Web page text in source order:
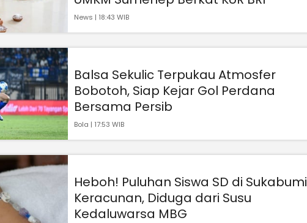
News | 18:43 WIB
Balsa Sekulic Terpukau Atmosfer
Bobotoh, Siap Kejar Gol Perdana
Bersama Persib
Bola | 17:53 WIB
Heboh! Puluhan Siswa SD di Sukabumi
Keracunan, Diduga dari Susu
Kedaluwarsa MBG